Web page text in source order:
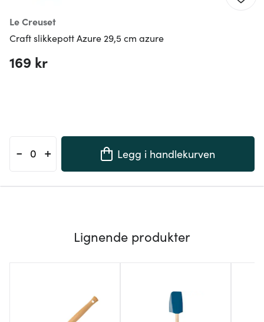
Le Creuset
Craft slikkepott Azure 29,5 cm azure
169 kr
- + Legg i handlekurven
Lignende produkter